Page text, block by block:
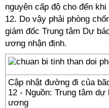
nguyên cấp độ cho đến
12. Do vậy phải phòng
giám đốc Trung tâm Dự
ương nhận định.
Cập nhật đường đi của
12 - Nguồn: Trung tâm
ương